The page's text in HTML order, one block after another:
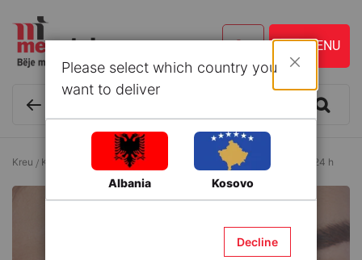
Kreu Kozmetikë dhe Kujdes personal Vetullat Lapsa për vetulla 24 h
Please select which country you
want to deliver
Albania Kosovo
Decline